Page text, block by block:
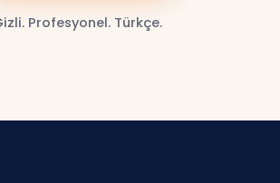
Profesyonel. Türkçe.